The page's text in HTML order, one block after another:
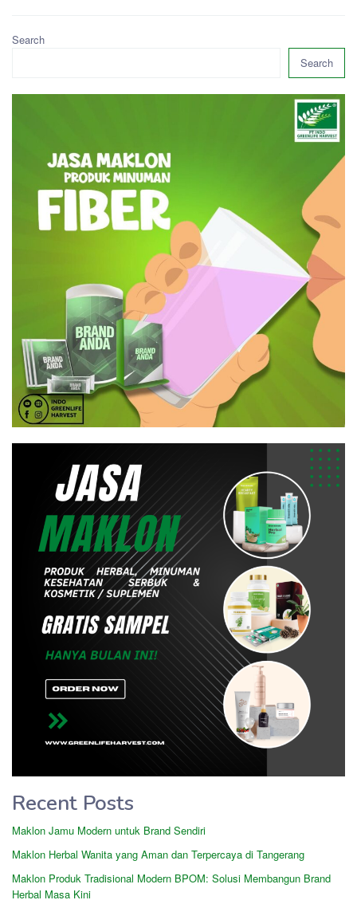
Search
Search
Recent Posts
Maklon Jamu Modern untuk Brand Sendiri
Maklon Herbal Wanita yang Aman dan Terpercaya di Tangerang
Maklon Produk Tradisional Modern BPOM: Solusi Membangun Brand
Herbal Masa Kini